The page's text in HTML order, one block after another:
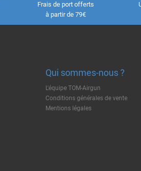
Frais de port offerts
à partir de 79€
Qui sommes-nous ?
L'équipe TOM-Airgun
Conditions générales de vente
Mentions légales